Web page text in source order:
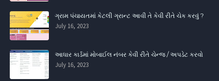
ગ્રામ પંચાયતમાં કેટલી ગ્રાન્ટ આવી તે કેવી રીતે ચેક કરવું ?
July 16, 2023
આધાર કાર્ડમાં મોબાઈલ નંબર કેવી રીતે ચેન્જ / અપડેટ કરવો
July 16, 2023